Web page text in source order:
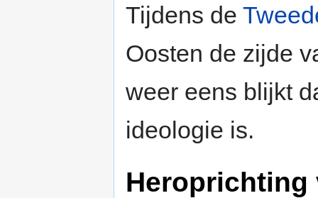
Tijdens de
Oosten de zijde
weer eens blijkt
ideologie is.
Heroprichting